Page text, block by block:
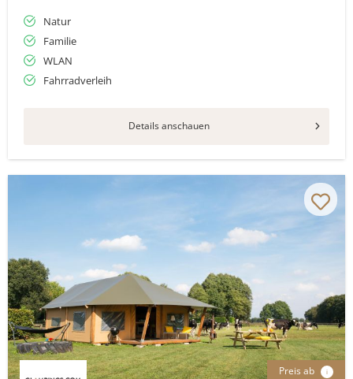
Natur
Familie
WLAN
Fahrradverleih
Details anschauen
Preis ab i